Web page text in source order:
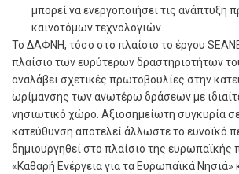
μπορεί να ενεργοποιήσει τις ανάπτυξη
καινοτόμων τεχνολογιών.
Το ΔΑΦΝΗ, τόσο στο πλαίσιο το έργου
πλαίσιο των ευρύτερων δραστηριοτήτων
αναλάβει σχετικές πρωτοβουλίες στην
ωρίμανσης των ανωτέρω δράσεων με
νησιωτικό χώρο. Αξιοσημείωτη συγκυρία
κατεύθυνση αποτελεί άλλωστε το ευνοϊκό
δημιουργηθεί στο πλαίσιο της ευρωπαϊκής
«Καθαρή Ενέργεια για τα Ευρωπαϊκά Νησιά»